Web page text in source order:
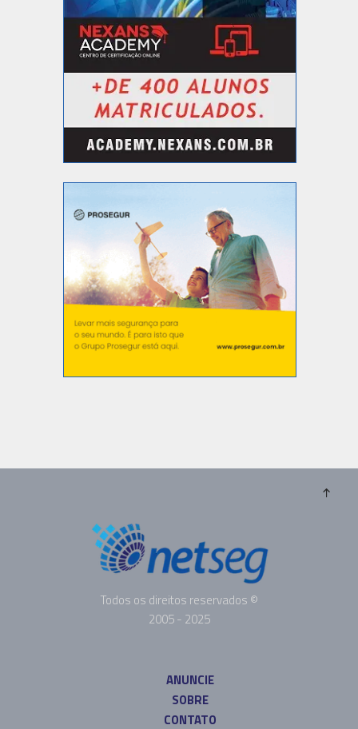
Todos os direitos reservados ©
2005 - 2025
ANUNCIE
SOBRE
CONTATO